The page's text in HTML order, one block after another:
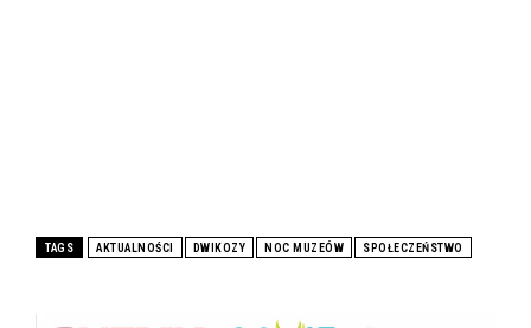
TAGS AKTUALNOŚCI DWIKOZY NOC MUZEÓW SPOŁECZEŃSTWO